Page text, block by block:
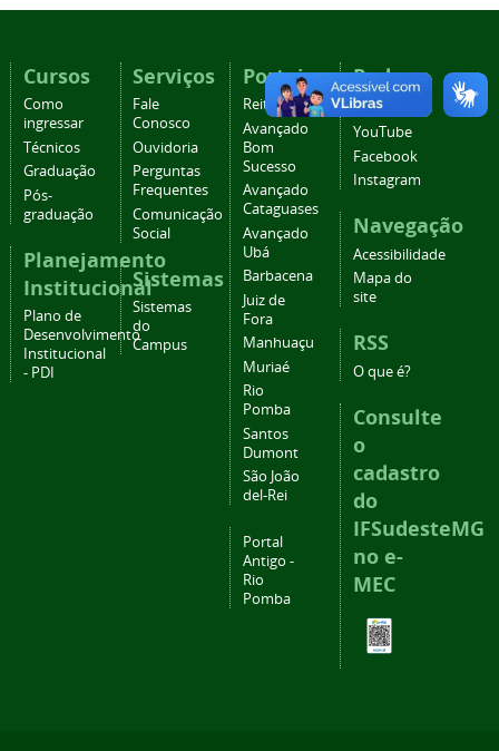
Cursos
Como
ingressar
Técnicos
Graduação
Pós-
graduação
Planejamento
Institucional
Plano de
Desenvolvimento
Institucional
- PDI
Serviços
Fale
Conosco
Ouvidoria
Perguntas
Frequentes
Comunicação
Social
Sistemas
Sistemas
do
Campus
Portais
Reitoria
Avançado
Bom
Sucesso
Avançado
Cataguases
Avançado
Ubá
Barbacena
Juiz de
Fora
Manhuaçu
Muriaé
Rio
Pomba
Santos
Dumont
São João
del-Rei
Portal
Antigo -
Rio
Pomba
Redes
sociais
YouTube
Facebook
Instagram
Navegação
Acessibilidade
Mapa do
site
RSS
O que é?
Consulte
o
cadastro
do
IFSudesteMG
no e-
MEC